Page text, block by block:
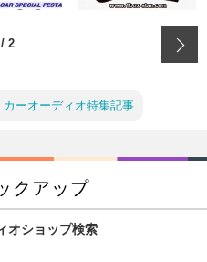
/ 2
カーオーディオ特集記事
クアップ
オショップ検索